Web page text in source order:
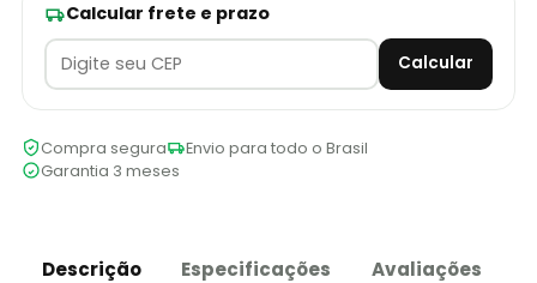
Calcular frete e prazo
Calcular
Compra segura
Envio para todo o Brasil
Garantia 3 meses
Descrição Especificações Avaliações